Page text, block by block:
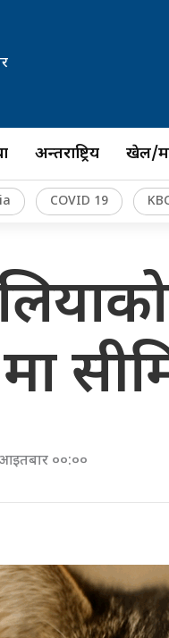
अन्तर्राष्ट्रिय खेल/
COVID 19
आइतबार ००:००